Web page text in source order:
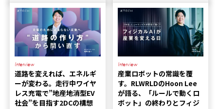
Interview
道路を変えれば、エネルギ
ーが変わる。走行中ワイヤ
レス充電で”地産地消型EV
社会”を目指す2DCの構想
Interview
産業ロボットの常識を覆
す。RLWRLDのHoon Lee
が語る、「ルールで動くロ
ボット」の終わりとフィジ